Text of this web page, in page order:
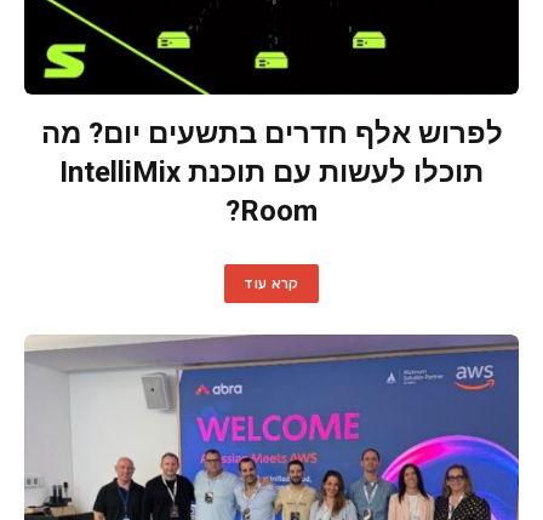
לפרוש אלף חדרים בתשעים יום? מה
תוכלו לעשות עם תוכנת IntelliMix
Room?
קרא עוד